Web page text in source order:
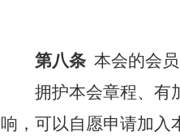
第八条 本会的会
拥护本会章程、有
响，可以自愿申请加入